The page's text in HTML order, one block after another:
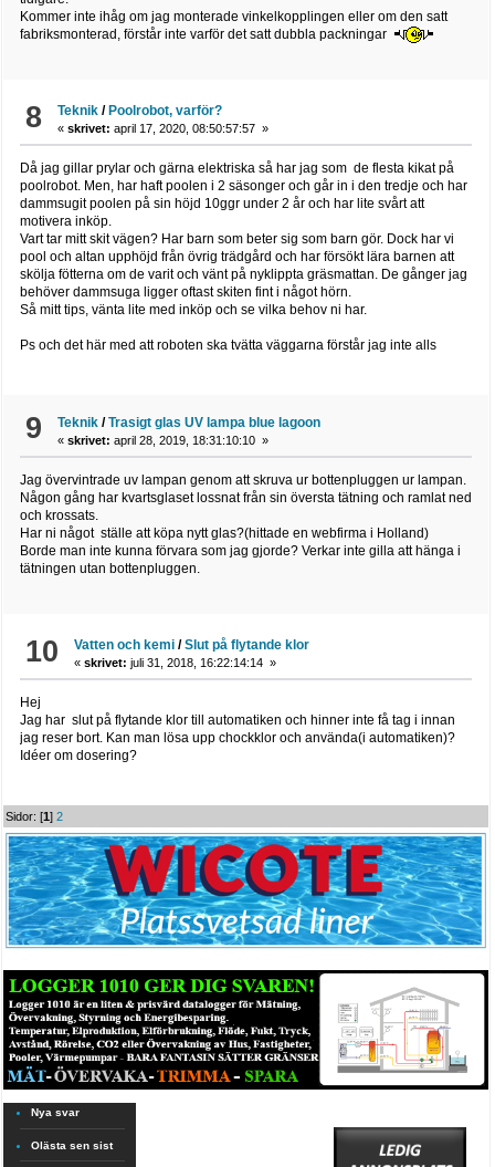
Kommer inte ihåg om jag monterade vinkelkopplingen eller om den satt
fabriksmonterad, förstår inte varför det satt dubbla packningar
8 Teknik / Poolrobot, varför?
«skrivet: april 17, 2020, 08:50:57:57 »
Då jag gillar prylar och gärna elektriska så har jag som de flesta kikat på
poolrobot. Men, har haft poolen i 2 säsonger och går in i den tredje och har
dammsugit poolen på sin höjd 10ggr under 2 år och har lite svårt att
motivera inköp.
Vart tar mitt skit vägen? Har barn som beter sig som barn gör. Dock har vi
pool och altan upphöjd från övrig trädgård och har försökt lära barnen att
skölja fötterna om de varit och vänt på nyklippta gräsmattan. De gånger jag
behöver dammsuga ligger oftast skiten fint i något hörn.
Så mitt tips, vänta lite med inköp och se vilka behov ni har.
Ps och det här med att roboten ska tvätta väggarna förstår jag inte alls
9 Teknik /Trasigt glas UV lampa blue lagoon
«skrivet: april 28, 2019, 18:31:10:10 »
Jag övervintrade uv lampan genom att skruva ur bottenpluggen ur lampan.
Någon gång har kvartsglaset lossnat från sin översta tätning och ramlat ned
och krossats.
Har ni något ställe att köpa nytt glas?(hittade en webfirma i Holland)
Borde man inte kunna förvara som jag gjorde? Verkar inte gilla att hänga i
tätningen utan bottenpluggen.
10 Vatten och kemi /Slut på flytande klor
«skrivet: juli 31, 2018, 16:22:14:14 »
Hej
Jag har slut på flytande klor till automatiken och hinner inte få tag i innan
jag reser bort. Kan man lösa upp chockklor och använda(i automatiken)?
Idéer om dosering?
Sidor: [1]2
Nya svar
Olästa sen sist